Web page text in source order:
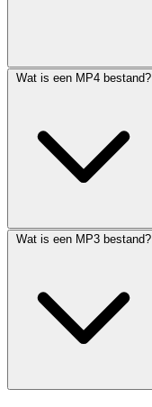
Wat is een MP4 bestand?
Wat is een MP3 bestand?